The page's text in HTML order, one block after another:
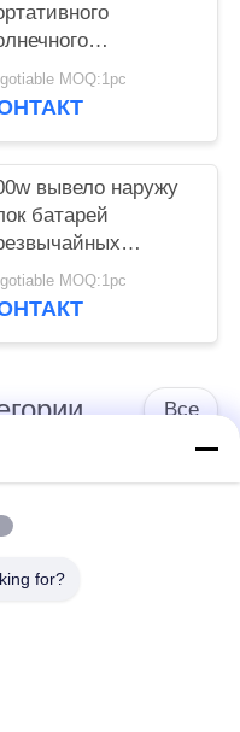
600w
с батареей
MOQ:1pc
вывело наружу
батарей
станция
MOQ:1pc
Все
батарея
ЛиФеПо4
батарея
for?